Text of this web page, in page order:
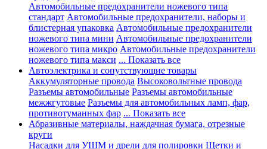
Автомобильные предохранители ножевого типа
стандарт Автомобильные предохранители, наборы и
блистерная упаковка Автомобильные предохранители
ножевого типа мини Автомобильные предохранители
ножевого типа микро Автомобильные предохранители
ножевого типа макси ... Показать все
Автоэлектрика и сопутствующие товары
Аккумуляторные провода Высоковольтные провода
Разъемы автомобильные Разъемы автомобильные
межжгутовые Разъемы для автомобильных ламп, фар,
противотуманных фар ... Показать все
Абразивные материалы, наждачная бумага, отрезные
круги
Насадки для УШМ и дрели для полировки Щетки и